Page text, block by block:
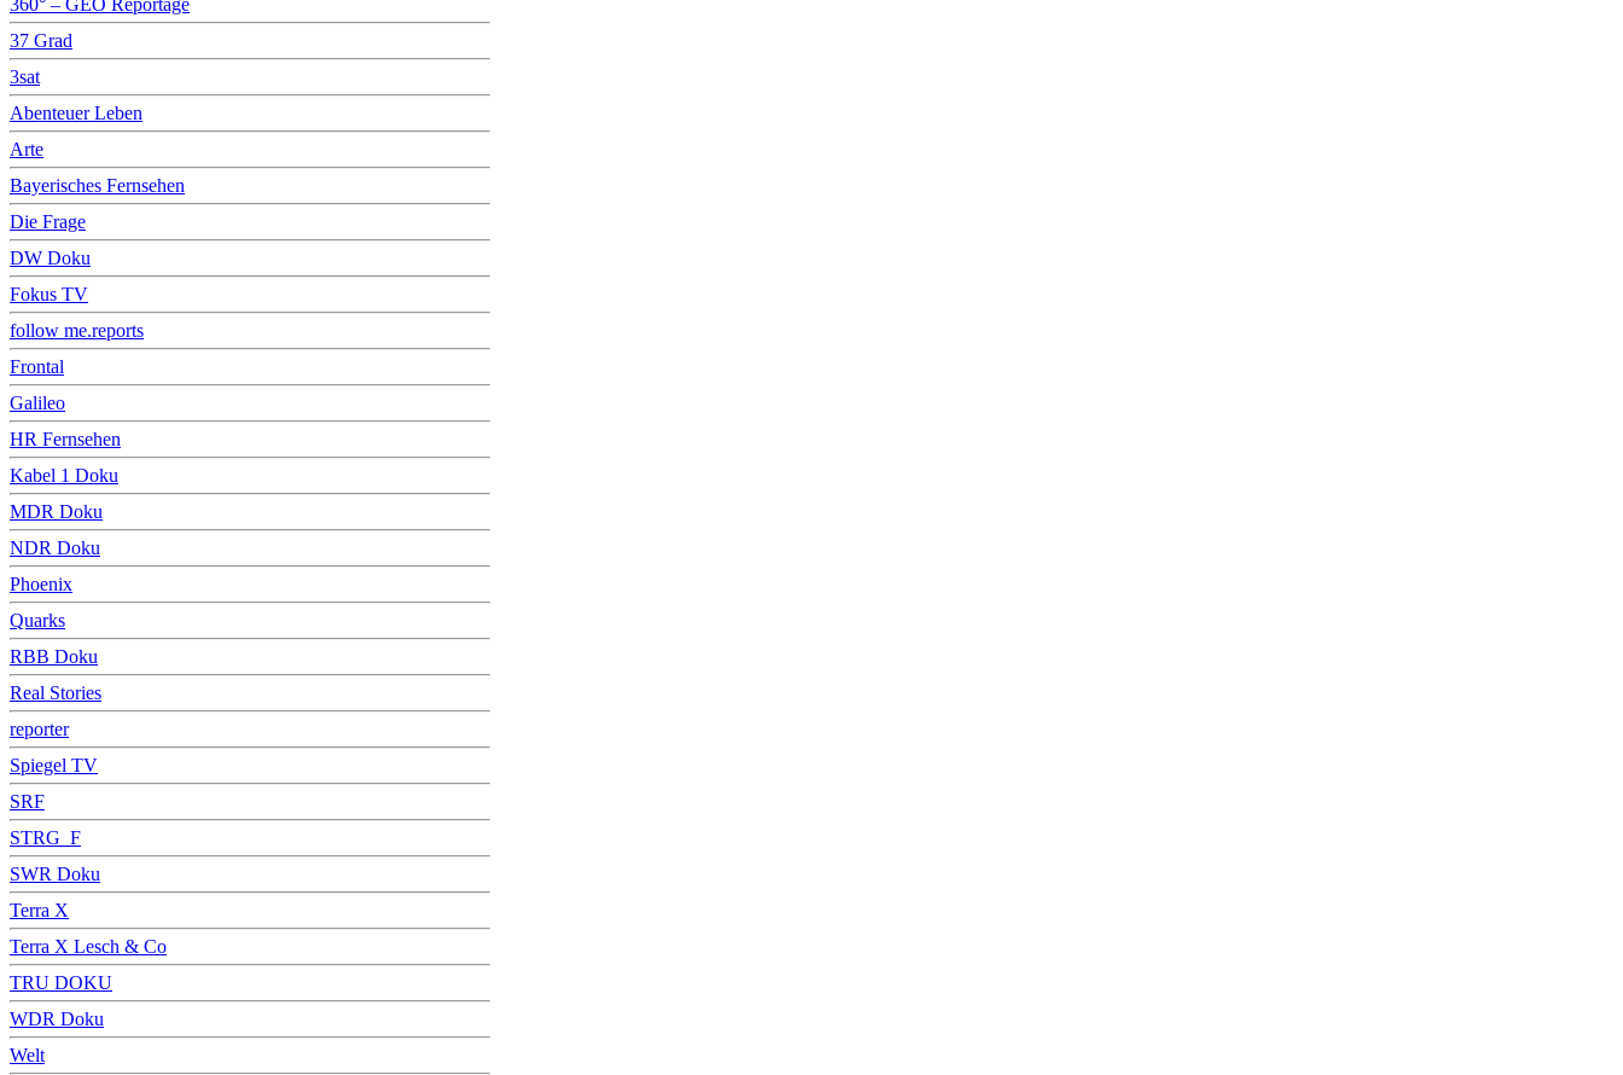
37 Grad
3sat
Abenteuer Leben
Arte
Bayerisches Fernsehen
Die Frage
DW Doku
Fokus TV
follow me.reports
Frontal
Galileo
HR Fernsehen
Kabel 1 Doku
MDR Doku
NDR Doku
Phoenix
Quarks
RBB Doku
Real Stories
reporter
Spiegel TV
SRF
STRG_F
SWR Doku
Terra X
Terra X Lesch & Co
TRU DOKU
WDR Doku
Welt